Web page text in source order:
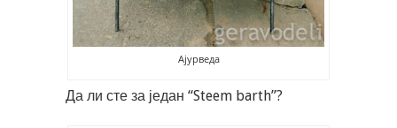
Ајурведа
Да ли сте за један “Steem barth”?